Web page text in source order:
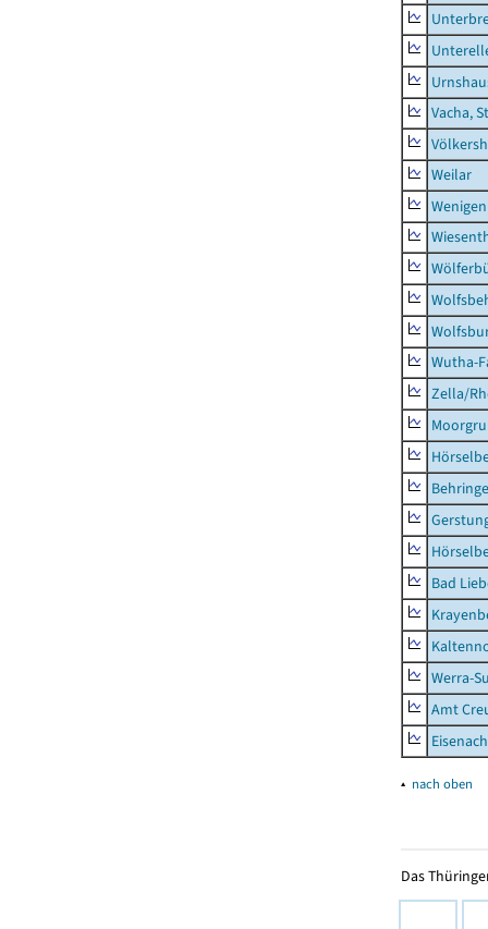
Vacha,
Weilar
Wutha-
Zella/
Bad
Werra-
Amt
▴ nach oben
Das